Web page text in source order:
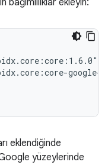
bağımlılıklar ekleyin:
eklendiğinde
yüzeylerinde